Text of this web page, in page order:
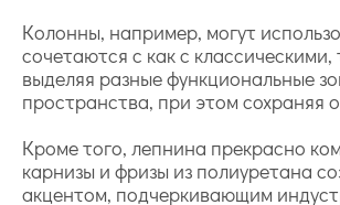
Колонны, например, могут
сочетаются с как с
выделяя разные функциональные
пространства, при этом
Кроме того, лепнина прекрасно
карнизы и фризы из полиуретана
акцентом, подчеркивающим